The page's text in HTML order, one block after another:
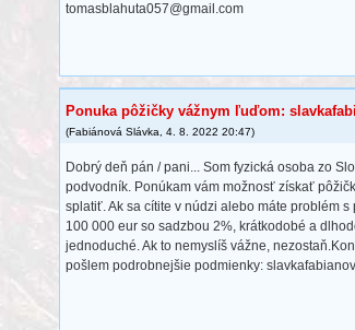
tomasblahuta057@gmail.com
Ponuka pôžičky vážnym ľuďom:
(Fabiánová Slávka 4. 8. 2022 20:47)
Dobrý deň pán / pani... Som fyzická osoba zo
podvodník. Ponúkam vám možnosť získať
splatiť. Ak sa cítite v núdzi alebo máte problém
100 000 eur so sadzbou 2%, krátkodobé a
jednoduché. Ak to nemyslíš vážne,
pošlem podrobnejšie podmienky: